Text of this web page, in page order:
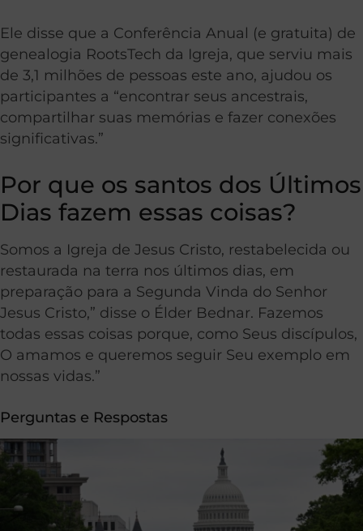
Ele disse que a Conferência Anual (e gratuita) de
genealogia RootsTech da Igreja, que serviu mais
de 3,1 milhões de pessoas este ano, ajudou os
participantes a “encontrar seus ancestrais,
compartilhar suas memórias e fazer conexões
significativas.”
Por que os santos dos Últimos
Dias fazem essas coisas?
Somos a Igreja de Jesus Cristo, restabelecida ou
restaurada na terra nos últimos dias, em
preparação para a Segunda Vinda do Senhor
Jesus Cristo,” disse o Élder Bednar. Fazemos
todas essas coisas porque, como Seus discípulos,
O amamos e queremos seguir Seu exemplo em
nossas vidas.”
Perguntas e Respostas